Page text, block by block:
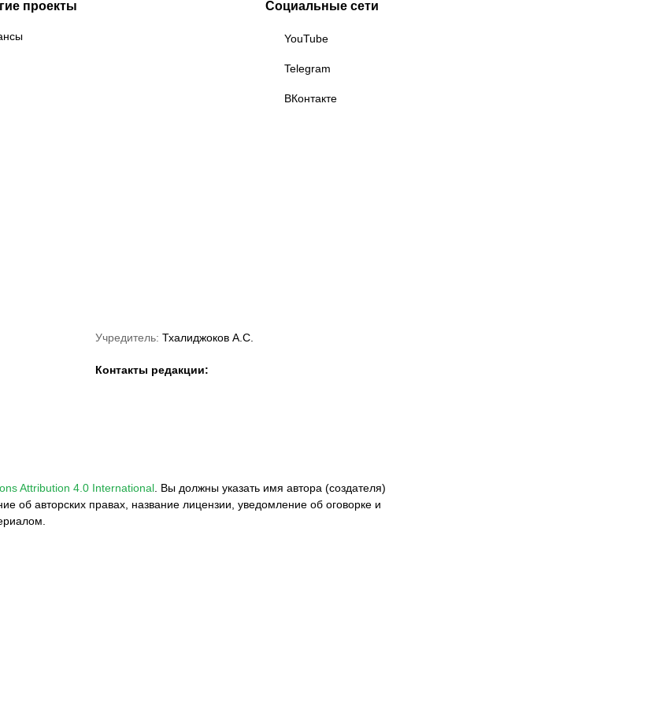
проекты Социальные сети
YouTube
Telegram
ВКонтакте
Учредитель: Тхалиджоков А.С.
Контакты редакции:
Attribution 4.0 International Вы должны указать имя автора (создателя)
об авторских правах, название лицензии, уведомление об оговорке и